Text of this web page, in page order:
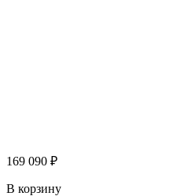
169 090 ₽
В корзину